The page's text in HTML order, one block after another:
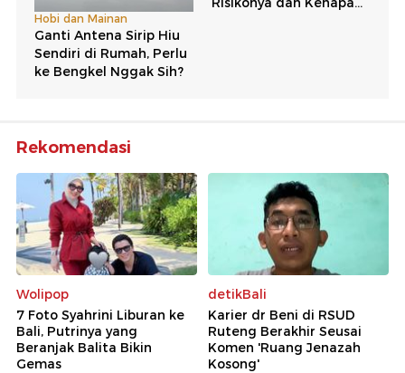
Rekomendasi
Wolipop
7 Foto Syahrini Liburan ke
Bali, Putrinya yang
Beranjak Balita Bikin
Gemas
detikBali
Karier dr Beni di RSUD
Ruteng Berakhir Seusai
Komen 'Ruang Jenazah
Kosong'